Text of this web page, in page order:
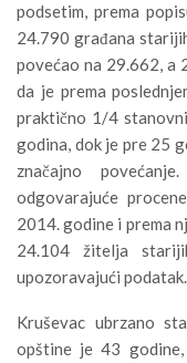
podsetim, prema
24.790 građana
povećao na 29.662, a
da je prema
praktično 1/4
godina, dok je pre 25
značajno
odgovarajuće
2014. godine i prema
24.104 žitelja
upozoravajući podatak.
Kruševac ubrzano
opštine je 43